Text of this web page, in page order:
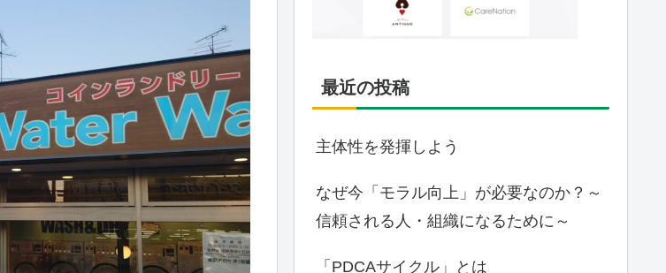
最近の投稿
主体性を発揮しよう
なぜ今「モラル向上」が必要なのか？～
信頼される人・組織になるために～
「PDCAサイクル」とは